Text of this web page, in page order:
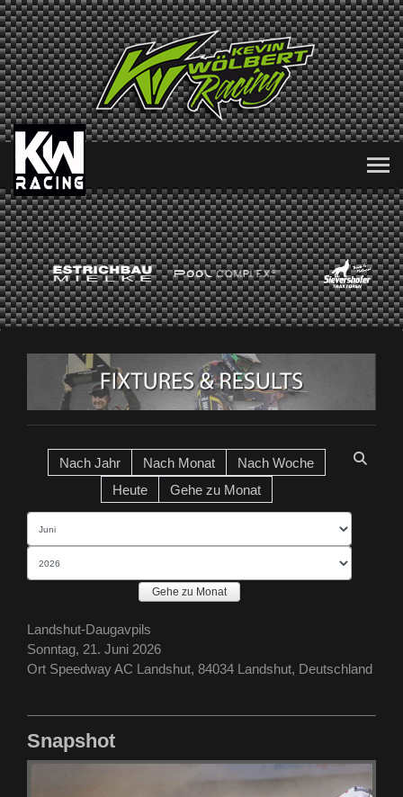
Nach Jahr Nach Monat
Nach Woche
Heute
Gehe zu Monat
Gehe zu Monat
Landshut-Daugavpils
Sonntag, 21. Juni 2026
Ort Speedway AC Landshut, 84034 Landshut, Deutschland
Snapshot